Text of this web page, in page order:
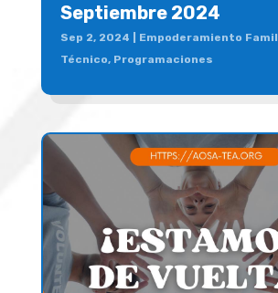
Septiembre 2024
Sep 2, 2024 Empoderamiento
Técnico, Programaciones